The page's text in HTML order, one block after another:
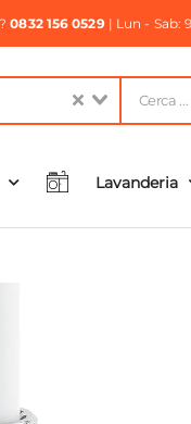
0832 156 0529| Lun - Sab:
Lavanderia